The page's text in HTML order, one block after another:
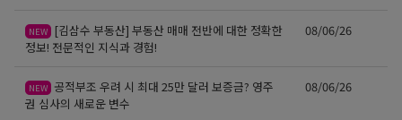
NEW
[김삼수 부동산] 부동산 매매 전반에 대한 정확한
정보! 전문적인 지식과 경험!
08/06/26
NEW 공적부조 우려 시 최대 25만 달러 보증금? 영주
권 심사의 새로운 변수
08/06/26